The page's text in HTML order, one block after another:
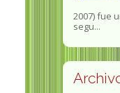
2007) fue
segu...